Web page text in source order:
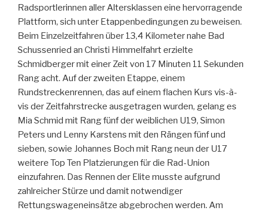
Radsportlerinnen aller Altersklassen eine hervorragende
Plattform, sich unter Etappenbedingungen zu beweisen.
Beim Einzelzeitfahren über 13,4 Kilometer nahe Bad
Schussenried an Christi Himmelfahrt erzielte
Schmidberger mit einer Zeit von 17 Minuten 11 Sekunden
Rang acht. Auf der zweiten Etappe, einem
Rundstreckenrennen, das auf einem flachen Kurs vis-à-
vis der Zeitfahrstrecke ausgetragen wurden, gelang es
Mia Schmid mit Rang fünf der weiblichen U19, Simon
Peters und Lenny Karstens mit den Rängen fünf und
sieben, sowie Johannes Boch mit Rang neun der U17
weitere Top Ten Platzierungen für die Rad-Union
einzufahren. Das Rennen der Elite musste aufgrund
zahlreicher Stürze und damit notwendiger
Rettungswageneinsätze abgebrochen werden. Am